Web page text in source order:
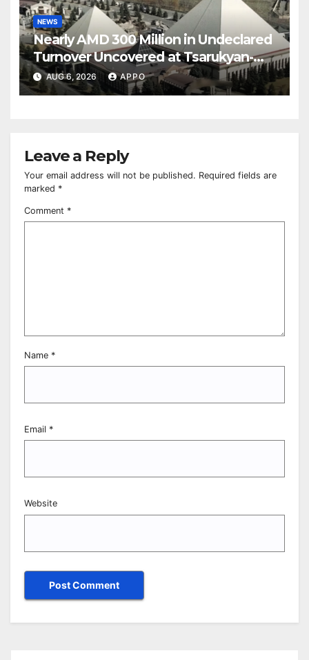
NEWS
Nearly AMD 300 Million in Undeclared
Turnover Uncovered at Tsarukyan-
Owned Entertainment Center
AUG 6, 2026 APPO
Leave a Reply
Your email address will not be published. Required fields are
marked *
Comment *
Name *
Email *
Website